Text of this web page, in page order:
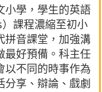
小學，學生的英語
課程濃縮至初小
拼音課堂，加強溝
最好預備。科主任
以不同的時事作為
分享、辯論、戲劇